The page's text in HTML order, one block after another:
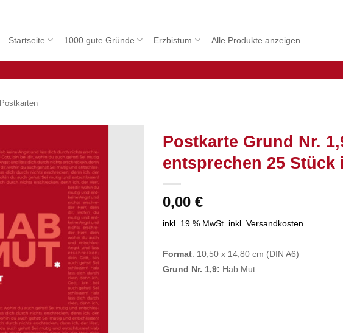
Startseite 1000 gute Gründe Erzbistum Alle Produkte anzeigen
Postkarten
Postkarte Grund Nr.
entsprechen 25 Stück
0,00 €
inkl. 19 % MwSt. inkl. Versandkosten
Format: 10,50 x 14,80 cm (DIN A6)
Grund Nr. 1,9: Hab Mut.